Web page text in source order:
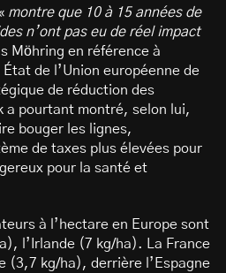
montre que 10 à 15 années de
n’ont pas eu de réel impact
Möhring en référence à
de l’Union européenne de
de réduction des
a pourtant montré, selon lui,
bouger les lignes,
de taxes plus élevées pour
pour la santé et
à l’hectare en Europe sont
l’Irlande (7 kg/ha). La France
(3,7 kg/ha), derrière l’Espagne